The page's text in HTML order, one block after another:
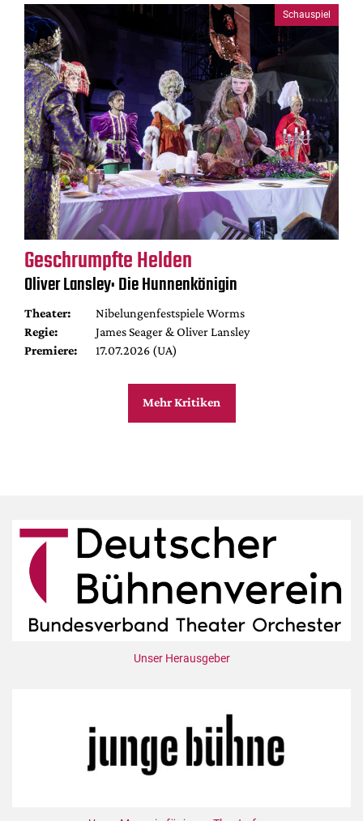
Schauspiel
Geschrumpfte Helden
Oliver Lansley: Die Hunnenkönigin
Theater:
Nibelungenfestspiele Worms
Regie:
James Seager & Oliver Lansley
Premiere:
17.07.2026 (UA)
Mehr Kritiken
Unser Herausgeber